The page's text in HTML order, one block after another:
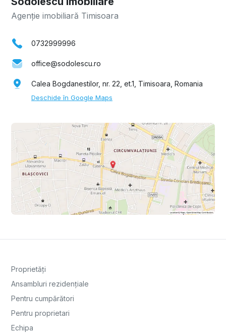
Agenție imobiliară Timisoara
0732999996
office@sodolescu.ro
Calea Bogdanestilor, nr. 22, et.1, Timisoara, Romania
Deschide în Google Maps
Proprietăți
Ansambluri rezidențiale
Pentru cumpărători
Pentru proprietari
Echipa